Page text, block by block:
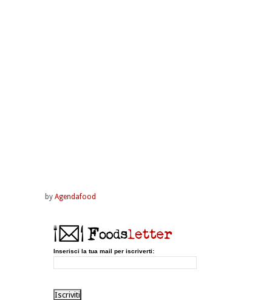
by Agendafood
Inserisci la tua mail per iscriverti: